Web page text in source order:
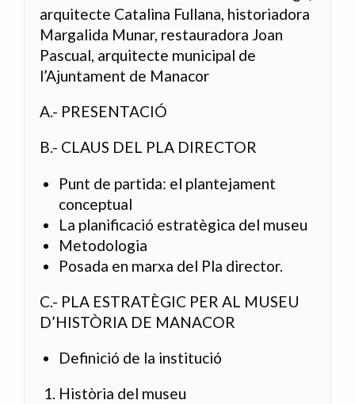
arquitecte Catalina Fullana, historiadora
Margalida Munar, restauradora Joan
Pascual, arquitecte municipal de
l’Ajuntament de Manacor
A.- PRESENTACIÓ
B.- CLAUS DEL PLA DIRECTOR
Punt de partida: el plantejament
conceptual
La planificació estratègica del museu
Metodologia
Posada en marxa del Pla director.
C.- PLA ESTRATÈGIC PER AL MUSEU
D’HISTÒRIA DE MANACOR
Definició de la institució
Història del museu